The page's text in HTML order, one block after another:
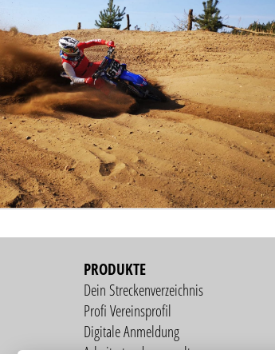
PRODUKTE
Dein Streckenverzeichnis
Profi Vereinsprofil
Digitale Anmeldung